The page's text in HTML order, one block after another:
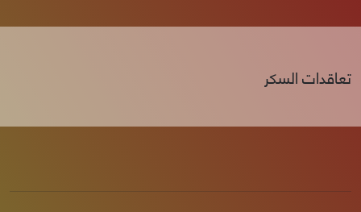
تعاقدات السكر